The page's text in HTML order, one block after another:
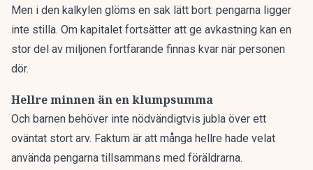
Men i den kalkylen glöms en sak lätt bort: pengarna ligger
inte stilla. Om kapitalet fortsätter att ge avkastning kan en
stor del av miljonen fortfarande finnas kvar när personen
dör.
Hellre minnen än en klumpsumma
Och barnen behöver inte nödvändigtvis jubla över ett
oväntat stort arv. Faktum är att många hellre hade velat
använda pengarna tillsammans med föräldrarna.